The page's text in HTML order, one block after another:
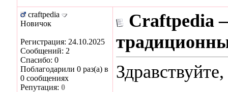
craftpedia
Новичок
Регистрация: 24.10.2025
Сообщений: 2
Спасибо: 0
Поблагодарили 0 раз(а) в
0 сообщениях
Репутация: 0
Craftpedia